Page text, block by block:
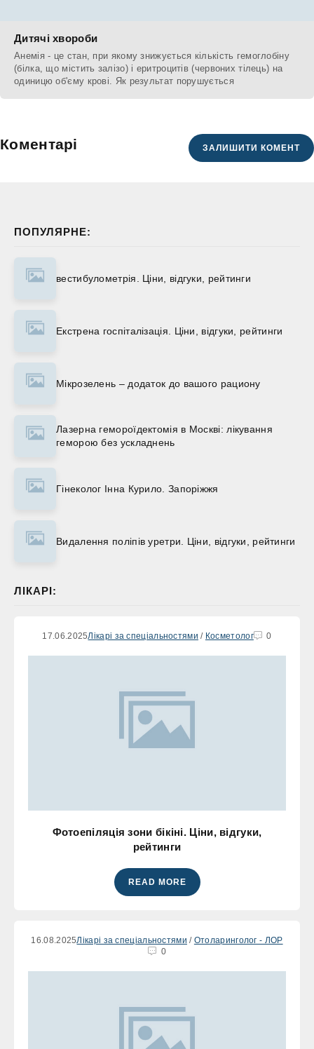
ПОПУЛЯРНЕ:
вестибулометрія. Ціни, відгуки, рейтинги
Екстрена госпіталізація. Ціни, відгуки, рейтинги
Мікрозелень – додаток до вашого рациону
Лазерна гемороїдектомія в Москві: лікування
геморою без ускладнень
Гінеколог Інна Курило. Запоріжжя
Видалення поліпів уретри. Ціни, відгуки, рейтинги
ЛІКАРІ:
17.06.2025Лікарі за спеціальностями / Косметолог 0
Фотоепіляція зони бікіні. Ціни, відгуки,
рейтинги
READ MORE
16.08.2025Лікарі за спеціальностями / Отоларинголог - ЛОР
0
Дитячі хвороби
Анемія - це стан, при якому знижується кількість гемоглобіну
(білка, що містить залізо) і еритроцитів (червоних тілець) на
одиницю об'єму крові. Як результат порушується
Коментарі ЗАЛИШИТИ КОМЕНТ